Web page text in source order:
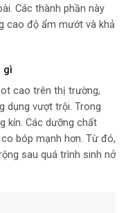
Các thành phần này
cao độ ẩm mướt và khả
gì
cao trên thị trường,
dụng vượt trội. Trong
kín. Các dưỡng chất
bóp mạnh hơn. Từ đó,
sau quá trình sinh nở